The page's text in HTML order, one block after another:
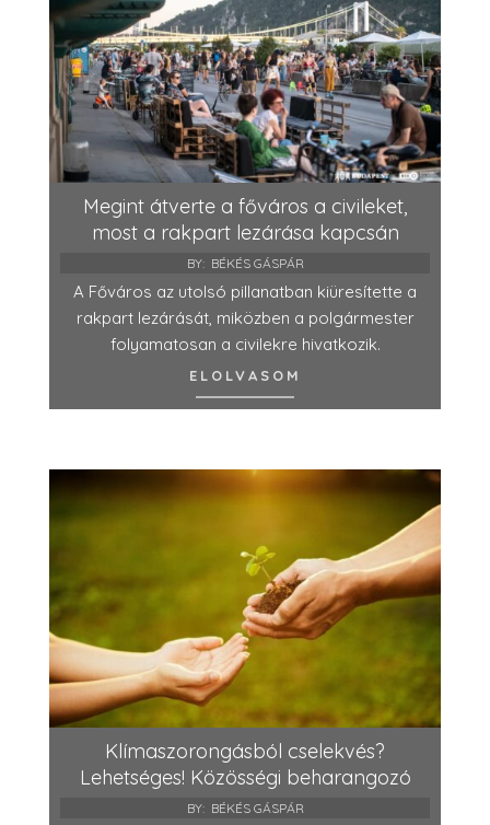
Megint átverte a főváros a civileket,
most a rakpart lezárása kapcsán
BY: BÉKÉS GÁSPÁR
A Főváros az utolsó pillanatban kiüresítette a
rakpart lezárását, miközben a polgármester
folyamatosan a civilekre hivatkozik.
ELOLVASOM
Klímaszorongásból cselekvés?
Lehetséges! Közösségi beharangozó
BY: BÉKÉS GÁSPÁR